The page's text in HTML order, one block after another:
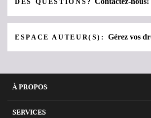
DES QUESTIONS?
ESPACE AUTEUR(S):Gérez vos
À PROPOS
SERVICES